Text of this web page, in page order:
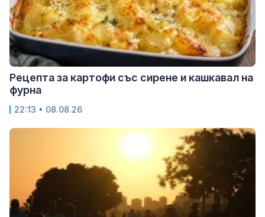
Рецепта за картофи със сирене и кашкавал на
фурна
22:13 • 08.08.26